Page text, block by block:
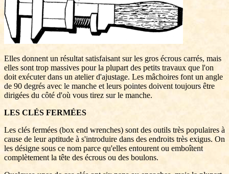
Elles donnent un résultat satisfaisant sur les gros écrous carrés, mais
elles sont trop massives pour la plupart des petits travaux que l'on
doit exécuter dans un atelier d'ajustage. Les mâchoires font un angle
de 90 degrés avec le manche et leurs pointes doivent toujours être
dirigées du côté d'où vous tirez sur le manche.
LES CLÉS FERMÉES
Les clés fermées (box end wrenches) sont des outils très populaires à
cause de leur aptitude à s'introduire dans des endroits très exigus. On
les désigne sous ce nom parce qu'elles entourent ou emboîtent
complètement la tête des écrous ou des boulons.